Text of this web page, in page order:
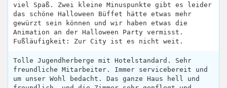
viel Spaß. Zwei kleine Minuspunkte gibt es leider
das schöne Halloween Büffet hätte etwas mehr
gewürzt sein können und wir haben etwas die
Animation an der Halloween Party vermisst.
Fußläufigkeit: Zur City ist es nicht weit.
Tolle Jugendherberge mit Hotelstandard. Sehr
freundliche Mitarbeiter. Immer servicebereit und
um unser Wohl bedacht. Das ganze Haus hell und